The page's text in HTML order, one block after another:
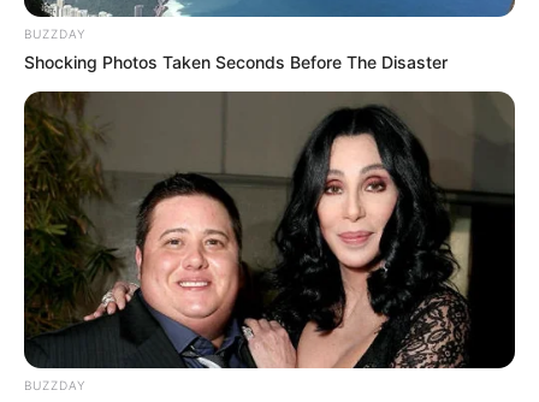
BUZZDAY
Shocking Photos Taken Seconds Before The Disaster
BUZZDAY